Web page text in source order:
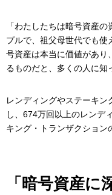
「わたしたちは暗号資産
プルで、祖父母世代でも使
号資産は本当に価値があり
るものだと、多くの人に知
レンディングやステーキン
し、674万回以上のレンデ
キング・トランザクション
「暗号資産